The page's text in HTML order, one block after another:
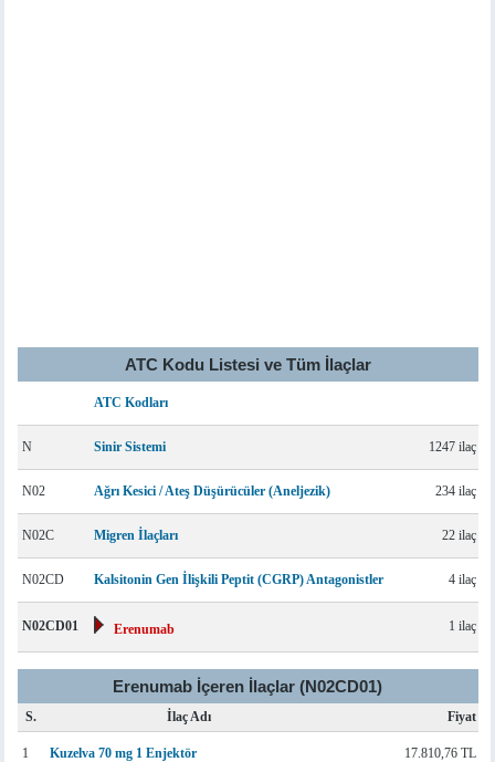
ATC Kodu Listesi ve Tüm İlaçlar
ATC Kodları
N Sinir Sistemi 1247 ilaç
N02 Ağrı Kesici / Ateş Düşürücüler (Aneljezik) 234 ilaç
N02C Migren İlaçları 22 ilaç
N02CD Kalsitonin Gen İlişkili Peptit (CGRP) Antagonistler 4 ilaç
N02CD01 Erenumab 1 ilaç
Erenumab İçeren İlaçlar (N02CD01)
S. İlaç Adı Fiyat
1 Kuzelva 70 mg 1 Enjektör 17.810,76 TL